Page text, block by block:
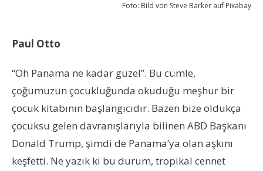
Foto: Bild von Steve Barker auf Pixabay
Paul Otto
“Oh Panama ne kadar güzel”. Bu cümle,
çoğumuzun çocukluğunda okuduğu meşhur bir
çocuk kitabının başlangıcıdır. Bazen bize oldukça
çocuksu gelen davranışlarıyla bilinen ABD Başkanı
Donald Trump, şimdi de Panama’ya olan aşkını
keşfetti. Ne yazık ki bu durum, tropikal cennet